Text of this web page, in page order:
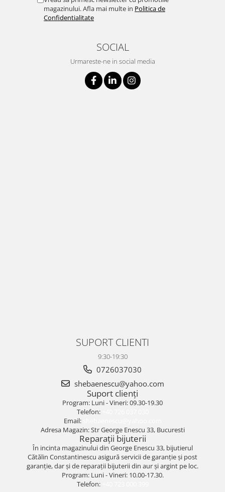
magazinului. Afla mai multe in Politica de
Confidentialitate
SOCIAL
Urmareste-ne in social media
SUPORT CLIENTI
9:30-19:30
0726037030
shebaenescu@yahoo.com
Suport clienți
Program: Luni - Vineri: 09.30-19.30
Telefon:
Email:
Adresa Magazin: Str George Enescu 33, Bucuresti
Reparații bijuterii
În incinta magazinului din George Enescu 33, bijutierul
Cătălin Constantinescu asigură servicii de garanție și post
garanție, dar și de reparații bijuterii din aur și argint pe loc.
Program: Luni - Vineri: 10.00-17.30.
Telefon: